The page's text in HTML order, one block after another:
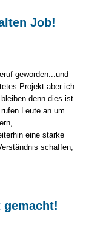
Job!
geworden...und
Projekt aber ich
denn dies ist
Leute an um
eine starke
schaffen,
gemacht!